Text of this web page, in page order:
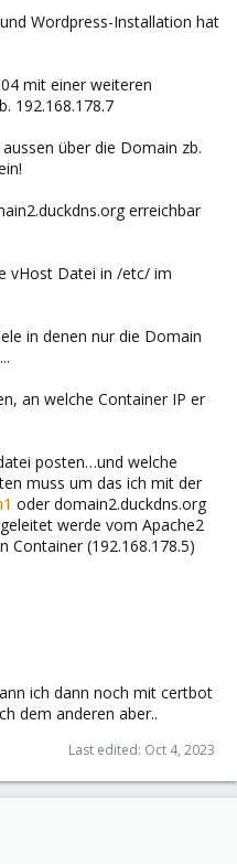
Wordpress-Installation hat
mit einer weiteren
192.168.178.7
über die Domain zb.
erreichbar
vHost Datei in /etc/ im
in denen nur die Domain
an welche Container IP er
posten…und welche
muss um das ich mit der
oder domain2.duckdns.org
werde vom Apache2
Container (192.168.178.5)
ich dann noch mit certbot
dem anderen aber..
Last edited: Oct 4, 2023